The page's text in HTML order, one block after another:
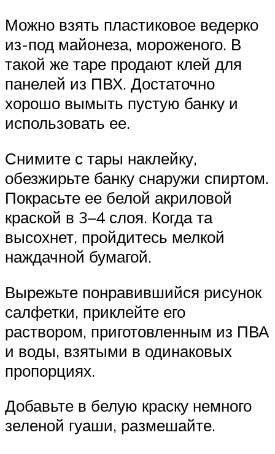
Можно взять пластиковое ведерко
из-под майонеза, мороженого. В
такой же таре продают клей для
панелей из ПВХ. Достаточно
хорошо вымыть пустую банку и
использовать ее.
Снимите с тары наклейку,
обезжирьте банку снаружи спиртом.
Покрасьте ее белой акриловой
краской в 3–4 слоя. Когда та
высохнет, пройдитесь мелкой
наждачной бумагой.
Вырежьте понравившийся рисунок
салфетки, приклейте его
раствором, приготовленным из ПВА
и воды, взятыми в одинаковых
пропорциях.
Добавьте в белую краску немного
зеленой гуаши, размешайте.